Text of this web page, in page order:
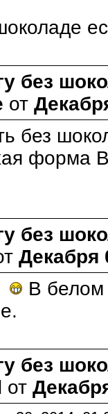
без
от
без
форма
без
Декабря
В белом
без
от